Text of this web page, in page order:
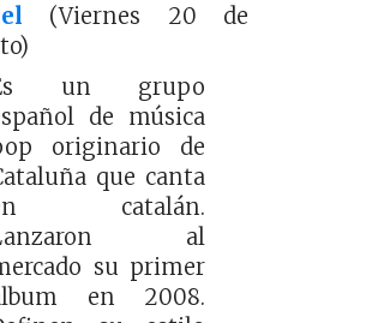
(Viernes 20 de
un grupo
de música
originario de
que canta
catalán.
al
su primer
en 2008.